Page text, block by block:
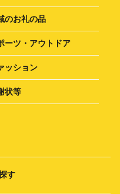
のお礼の品
ーツ・アウトドア
ッション
状等
す